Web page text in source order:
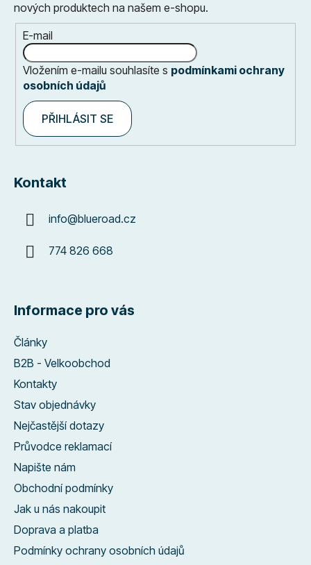
nových produktech na našem e-shopu.
E-mail
Vložením e-mailu souhlasíte s podmínkami ochrany
osobních údajů
PŘIHLÁSIT SE
Kontakt
info@blueroad.cz
774 826 668
Informace pro vás
Články
B2B - Velkoobchod
Kontakty
Stav objednávky
Nejčastější dotazy
Průvodce reklamací
Napište nám
Obchodní podmínky
Jak u nás nakoupit
Doprava a platba
Podmínky ochrany osobních údajů